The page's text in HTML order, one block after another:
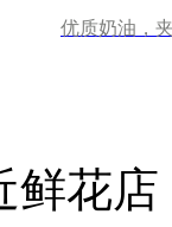
优质奶油，
鲜花